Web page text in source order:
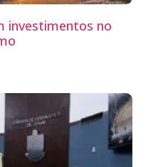
investimentos no